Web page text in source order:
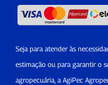
Seja para atender às
estimação ou para garantir o
agropecuária, a AgiPec